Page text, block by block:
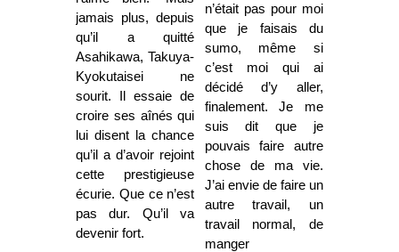
jamais plus, depuis
qu’il a quitté
Asahikawa, Takuya-
Kyokutaisei ne
sourit. Il essaie de
croire ses aînés qui
lui disent la chance
qu’il a d’avoir rejoint
cette prestigieuse
écurie. Que ce n’est
pas dur. Qu’il va
devenir fort.
n’était pas pour moi
que je faisais du
sumo, même si
c’est moi qui ai
décidé d’y aller,
finalement. Je me
suis dit que je
pouvais faire autre
chose de ma vie.
J’ai envie de faire un
autre travail, un
travail normal, de
manger